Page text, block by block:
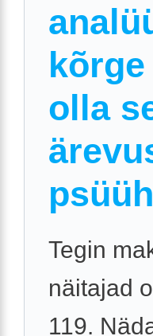
olla
Tegin
näitajad
119.